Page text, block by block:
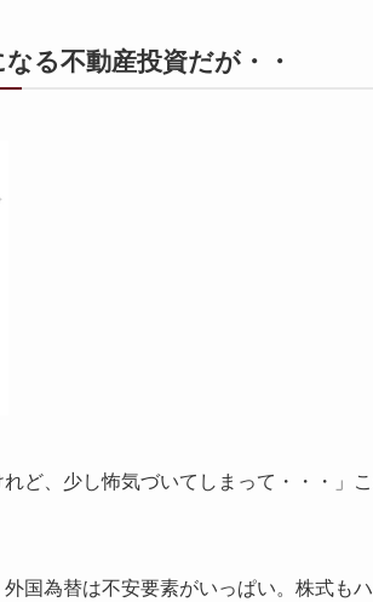
る不動産投資だが・・
れど、少し怖気づいてしまって・・・」
国為替は不安要素がいっぱい。株式も